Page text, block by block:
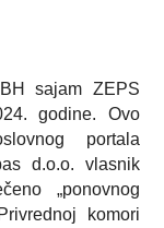
sajam ZEPS
godine. Ovo
portala
d.o.o. vlasnik
„ponovnog
komori